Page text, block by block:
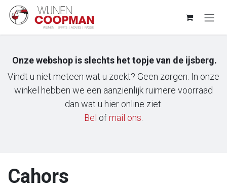
Overslaan naar inhoud
Onze webshop is slechts het topje van de ijsberg.
Vindt u niet meteen wat u zoekt? Geen zorgen. In onze
winkel hebben we een aanzienlijk ruimere voorraad
dan wat u hier online ziet.
Bel ofm​ail ons
Cahors